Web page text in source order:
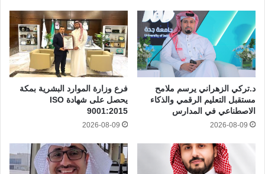
د.تركي الزهراني يرسم ملامح
مستقبل التعليم الرقمي والذكاء
الاصطناعي في المدارس
2026-08-09
فرع وزارة الموارد البشرية بمكة
يحصل على شهادة ISO
9001:2015
2026-08-09